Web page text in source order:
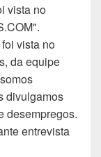
vista no
vista no
da equipe
divulgamos
desempregos.
entrevista